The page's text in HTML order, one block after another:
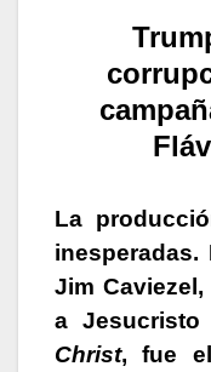
La
Jim
a Jesucristo
Christ, fue